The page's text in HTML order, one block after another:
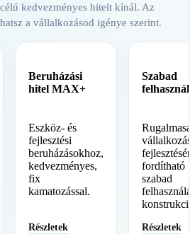
kedvezményes hitelt kínál. Az
a vállalkozásod igénye szerint.
Beruházási
hitel MAX+
Eszköz- és
fejlesztési
beruházásokhoz,
kedvezményes,
fix
kamatozással.
Részletek
Szabad
vállalkozás
fordítható
szabad
Részletek